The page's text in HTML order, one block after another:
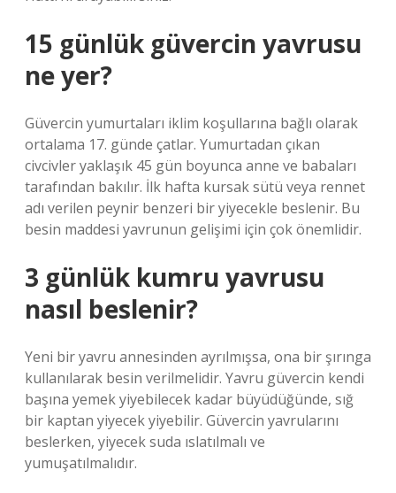
15 günlük güvercin yavrusu
ne yer?
Güvercin yumurtaları iklim koşullarına bağlı olarak
ortalama 17. günde çatlar. Yumurtadan çıkan
civcivler yaklaşık 45 gün boyunca anne ve babaları
tarafından bakılır. İlk hafta kursak sütü veya rennet
adı verilen peynir benzeri bir yiyecekle beslenir. Bu
besin maddesi yavrunun gelişimi için çok önemlidir.
3 günlük kumru yavrusu
nasıl beslenir?
Yeni bir yavru annesinden ayrılmışsa, ona bir şırınga
kullanılarak besin verilmelidir. Yavru güvercin kendi
başına yemek yiyebilecek kadar büyüdüğünde, sığ
bir kaptan yiyecek yiyebilir. Güvercin yavrularını
beslerken, yiyecek suda ıslatılmalı ve
yumuşatılmalıdır.